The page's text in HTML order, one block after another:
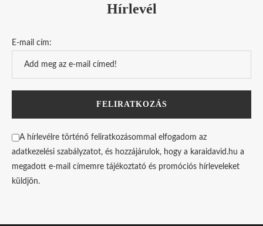
Hírlevél
E-mail cím:
A hírlevélre történő feliratkozásommal elfogadom az
adatkezelési szabályzatot, és hozzájárulok, hogy a karaidavid.hu a
megadott e-mail címemre tájékoztató és promóciós hírleveleket
küldjön.